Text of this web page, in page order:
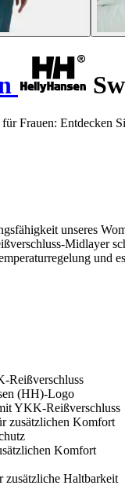
Frauen: Entdecken
unseres
Midlayer
und
Reißverschluss
(HH)-Logo
YKK-Reißverschluss
zusätzlichen Komfort
Komfort
zusätzliche Haltbarkeit